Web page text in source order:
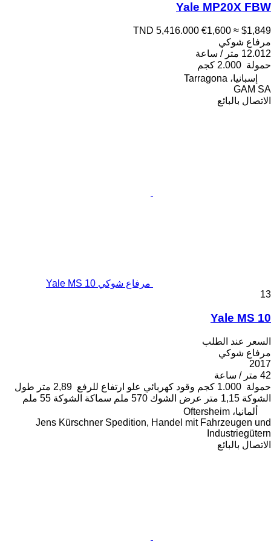
Yale MP20X FBW
TND 5,416.000 €1,600 ≈ $1,849
مرفاع شوكي
12.012 متر / ساعة
حمولة 2.000 كجم
إسبانيا، Tarragona
GAM SA
الاتصال بالبائع
مرفاع شوكي Yale MS 10
13
Yale MS 10
السعر عند الطلب
مرفاع شوكي
2017
42 متر / ساعة
حمولة 1.000 كجم وقود كهربائي علو ارتفاع للرفع 2,89 متر
طول
الشوكة 1,15 متر عرض الشوك 570 ملم سماكة الشوكة 55 ملم
ألمانيا، Oftersheim
Jens Kürschner Spedition, Handel mit Fahrzeugen und
Industriegütern
الاتصال بالبائع